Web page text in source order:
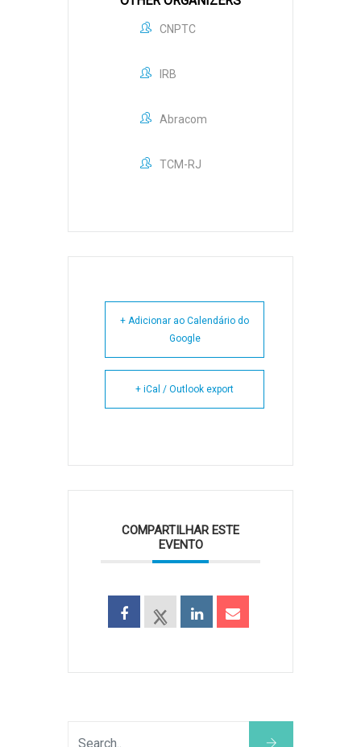
CNPTC
IRB
Abracom
TCM-RJ
+ Adicionar ao Calendário do
Google
+ iCal / Outlook export
COMPARTILHAR ESTE
EVENTO